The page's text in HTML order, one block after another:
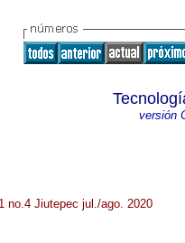
versión
no.4 Jiutepec jul./ago. 2020